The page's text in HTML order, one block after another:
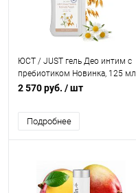
ЮСТ / JUST гель Део интим с
пребиотиком Новинка, 125 мл
2 570 руб. / шт
Подробнее